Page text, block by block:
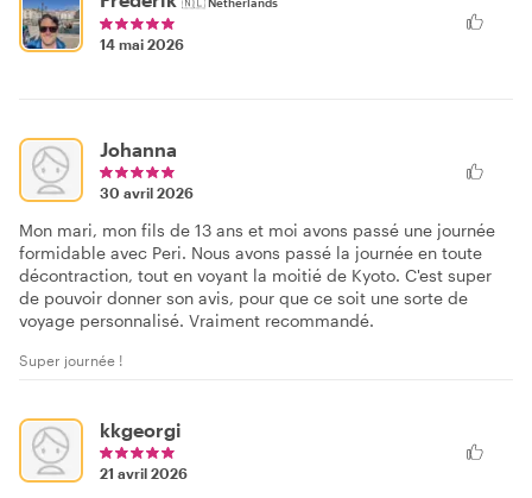
14 mai 2026
Johanna
30 avril 2026
Mon mari, mon fils de 13 ans et moi avons passé une journée
formidable avec Peri. Nous avons passé la journée en toute
décontraction, tout en voyant la moitié de Kyoto. C'est super
de pouvoir donner son avis, pour que ce soit une sorte de
voyage personnalisé. Vraiment recommandé.
Super journée !
kkgeorgi
21 avril 2026